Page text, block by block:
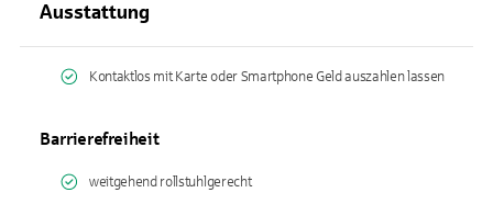
Ausstattung
Kontaktlos mit Karte oder Smartphone Geld auszahlen lassen
Barrierefreiheit
weitgehend rollstuhlgerecht